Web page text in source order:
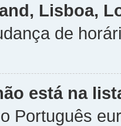
Lisboa,
de
está na
Português